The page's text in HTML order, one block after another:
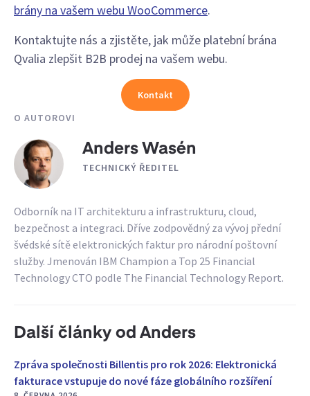
brány na vašem webu WooCommerce.
Kontaktujte nás a zjistěte, jak může platební brána
Qvalia zlepšit B2B prodej na vašem webu.
Kontakt
O AUTOROVI
Anders Wasén
TECHNICKÝ ŘEDITEL
Odborník na IT architekturu a infrastrukturu, cloud,
bezpečnost a integraci. Dříve zodpovědný za vývoj přední
švédské sítě elektronických faktur pro národní poštovní
služby. Jmenován IBM Champion a Top 25 Financial
Technology CTO podle The Financial Technology Report.
Další články od Anders
Zpráva společnosti Billentis pro rok 2026: Elektronická
fakturace vstupuje do nové fáze globálního rozšíření